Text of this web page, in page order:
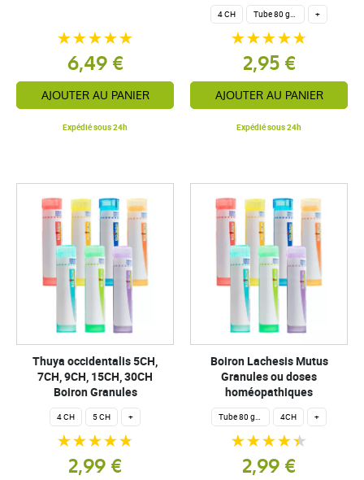
6,49 €
AJOUTER AU PANIER
Expédié sous 24h
4 CH Tube 80 granules homéopathiques 4 g. +
2,95 €
AJOUTER AU PANIER
Expédié sous 24h
Thuya occidentalis 5CH,
7CH, 9CH, 15CH, 30CH
Boiron Granules
4 CH 5 CH +
2,99 €
Boiron Lachesis Mutus
Granules ou doses
homéopathiques
Tube 80 granules homéopathiques 4 g. 4CH +
2,99 €